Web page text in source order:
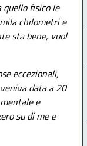
fisico le
chilometri e
sta bene, vuol
eccezionali,
data a 20
e
su di me e